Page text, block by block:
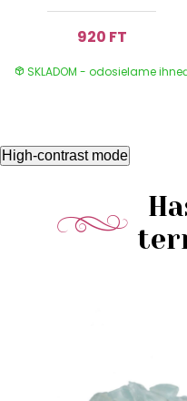
920 FT
SKLADOM - odosielame
High-contrast mode